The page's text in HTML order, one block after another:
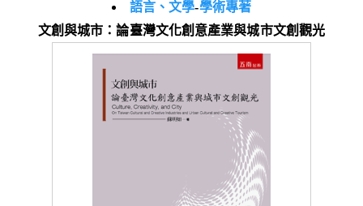
語言、文學-學術專著
文創與城市：論臺灣文化創意產業與城市文創觀光